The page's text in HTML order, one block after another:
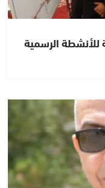
للأنشطة الرسمية